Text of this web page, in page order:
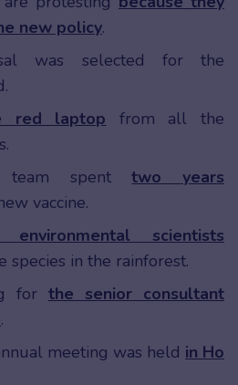
new policy.
was selected for the
red laptop from all the
team spenttwo years
vaccine.
scientists
species in the rainforest.
for the senior consultant
.
meeting was held in Ho